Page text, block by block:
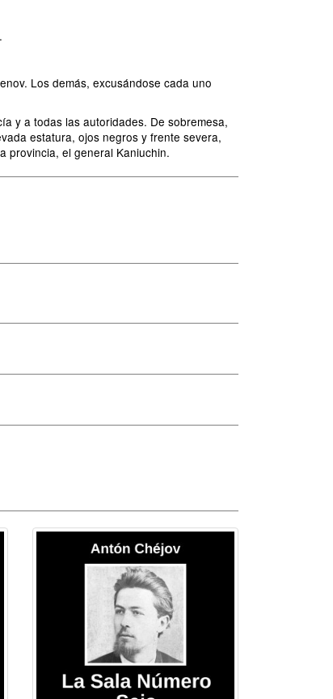
Los demás, excusándose cada uno
y a todas las autoridades. De sobremesa,
estatura, ojos negros y frente severa,
provincia, el general Kaniuchin.